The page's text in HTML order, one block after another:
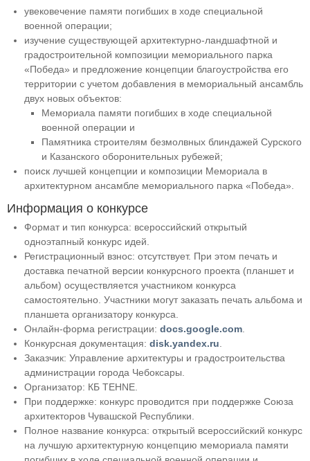
увековечение памяти погибших в ходе специальной
военной операции;
изучение существующей архитектурно-ландшафтной и
градостроительной композиции мемориального парка
«Победа» и предложение концепции благоустройства его
территории с учетом добавления в мемориальный ансамбль
двух новых объектов:
Мемориала памяти погибших в ходе специальной
военной операции и
Памятника строителям безмолвных блиндажей Сурского
и Казанского оборонительных рубежей;
поиск лучшей концепции и композиции Мемориала в
архитектурном ансамбле мемориального парка «Победа».
Информация о конкурсе
Формат и тип конкурса: всероссийский открытый
одноэтапный конкурс идей.
Регистрационный взнос: отсутствует. При этом печать и
доставка печатной версии конкурсного проекта (планшет и
альбом) осуществляется участником конкурса
самостоятельно. Участники могут заказать печать альбома и
планшета организатору конкурса.
Онлайн-форма регистрации: docs.google.com
Конкурсная документация: disk.yandex.ru
Заказчик: Управление архитектуры и градостроительства
администрации города Чебоксары.
Организатор: КБ TEHNE.
При поддержке: конкурс проводится при поддержке Союза
архитекторов Чувашской Республики.
Полное название конкурса: открытый всероссийский конкурс
на лучшую архитектурную концепцию мемориала памяти